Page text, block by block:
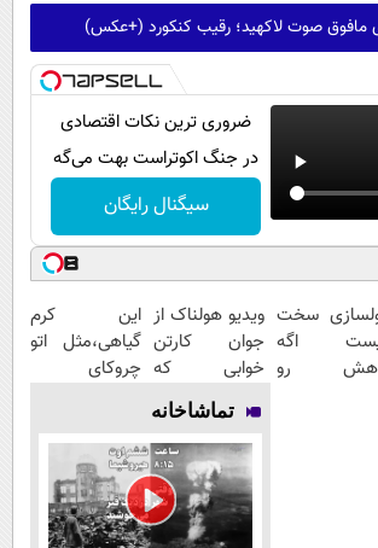
مافوق صوت لاکهید؛ رقیب کنکورد (+عکس)
ضروری ترین نکات اقتصادی
در جنگ اکوتراست بهت می‌گه
سیگنال رایگان
سخت
اگه
رو
ویدیو هولناک از
جوان کارتن
خوابی که
میلیاردر شد.
آموزش رایگان
این کرم
گیاهی،مثل اتو
چروکای
تماشاخانه